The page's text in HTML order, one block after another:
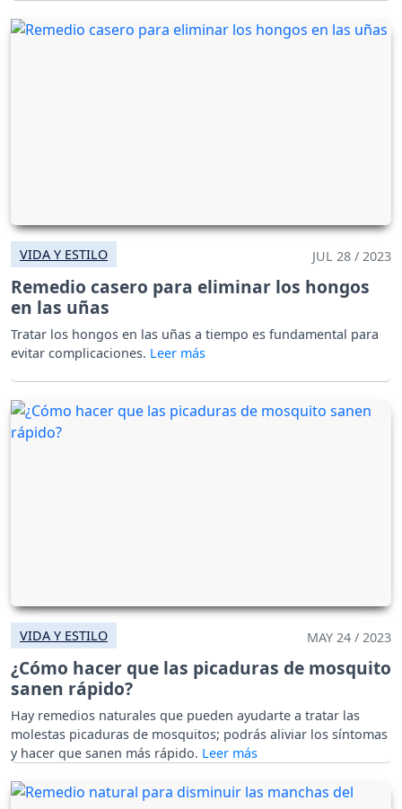
VIDA Y ESTILO JUL 28 / 2023
Remedio casero para eliminar los hongos
en las uñas
Tratar los hongos en las uñas a tiempo es fundamental para
evitar complicaciones.
VIDA Y ESTILO MAY 24 / 2023
¿Cómo hacer que las picaduras de mosquito
sanen rápido?
Hay remedios naturales que pueden ayudarte a tratar las
molestas picaduras de mosquitos; podrás aliviar los síntomas
y hacer que sanen más rápido.